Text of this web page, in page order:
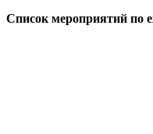
Список мероприятий по